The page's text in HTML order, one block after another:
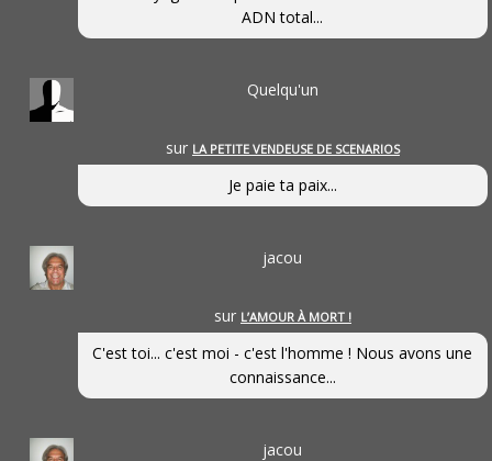
ADN total...
Quelqu'un
sur LA PETITE VENDEUSE DE SCENARIOS
Je paie ta paix...
jacou
sur L’AMOUR À MORT !
C'est toi... c'est moi - c'est l'homme ! Nous avons une
connaissance...
jacou